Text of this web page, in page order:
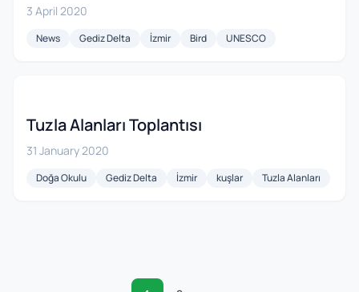
3 April 2020
News Gediz Delta İzmir Bird UNESCO
Tuzla Alanları Toplantısı
31 January 2020
Doğa Okulu Gediz Delta İzmir kuşlar Tuzla Alanları